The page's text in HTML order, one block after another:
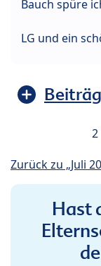
Bauch spüre
LG und ein
2
Zurück zu „Juli
Hast